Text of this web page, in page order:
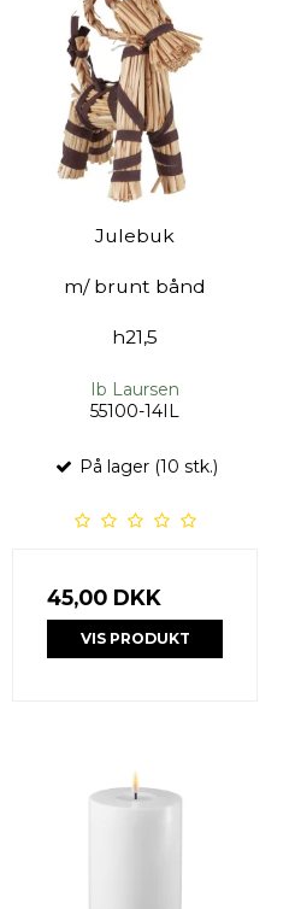
Julebuk
m/ brunt bånd
h21,5
Ib Laursen
55100-14IL
På lager (10 stk.)
45,00 DKK
VIS PRODUKT